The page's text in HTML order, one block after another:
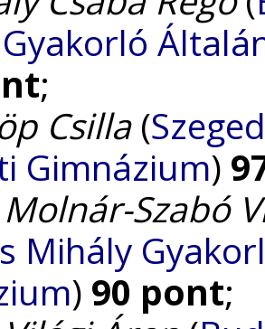
;
Csilla(
Gimnázium)
Molnár-Szabó
Mihály
) 90 pont;